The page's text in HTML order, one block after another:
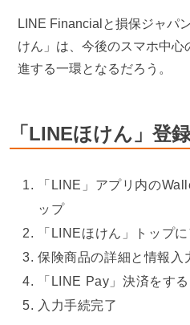
LINE Financialと損保ジャパ
けん」は、今後のスマホ中心
進する一環となるだろう。
「LINEほけん」登
「LINE」アプリ内の
ップ
「LINEほけん」トップ
保険商品の詳細と情報入
「LINE Pay」決済をする
入力手続完了